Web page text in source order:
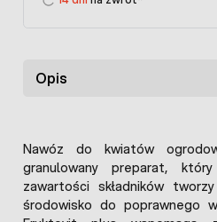
Opis
Nawóz do kwiatów
granulowany preparat,
zawartości składników
środowisko do poprawnego